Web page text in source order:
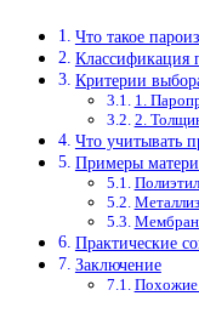
Что такое
Классификация
Критерии
1.
2.
Что учитывать
Примеры
Практические
Заключение
Похожие